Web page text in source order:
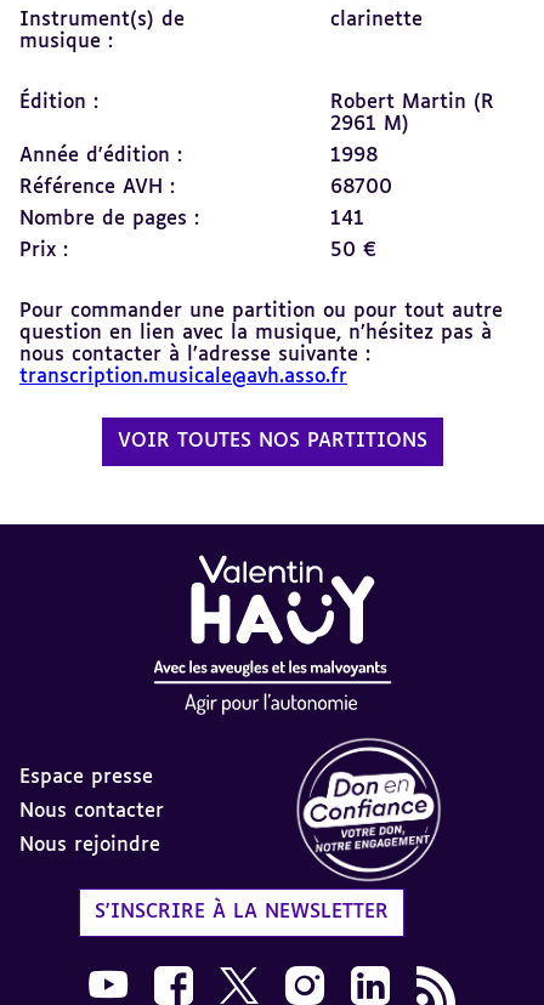
Instrument(s) de
musique :
clarinette
Édition :
Robert Martin (R
2961 M)
Année d'édition :
1998
Référence AVH :
68700
Nombre de pages :
141
Prix :
50 €
Pour commander une partition ou pour tout autre
question en lien avec la musique, n’hésitez pas à
nous contacter à l’adresse suivante :
transcription.musicale@avh.asso.fr
VOIR TOUTES NOS PARTITIONS
Espace presse
Nous contacter
Nous rejoindre
S'INSCRIRE À LA NEWSLETTER
Nous suivre sur Youtube AVH dans une
Nous suivre sur Facebook AVH dans
Nous suivre sur X AVH dans une
Nous suivre sur Instagram
Nous suivre sur
Flux RSS